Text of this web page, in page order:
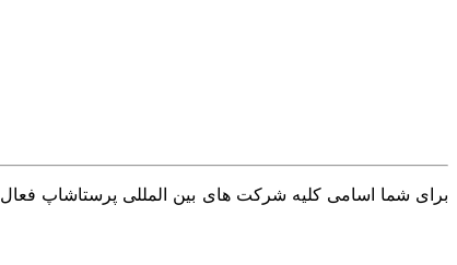
برای شما اسامی کلیه شرکت های بین المللی پرستاشاپ فعال